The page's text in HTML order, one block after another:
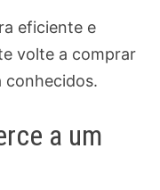
eficiente e
volte a comprar
conhecidos.
a um